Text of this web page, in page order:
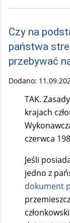
Czy na
państwa
przebywać
Dodano:
TAK.
krajach
czerwca
Jeśli
jedno z
dokument